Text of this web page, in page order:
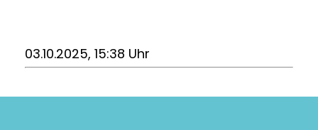
03.10.2025, 15:38 Uhr